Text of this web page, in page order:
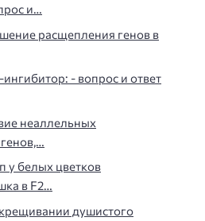
и…
расщепления генов в
ингибитор: - вопрос и ответ
неаллельных
у белых цветков
в F2…
душистого